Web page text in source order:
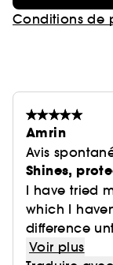
Conditions de
Amrin
Avis
Shines,
I have tried
which I
difference
Voir plus